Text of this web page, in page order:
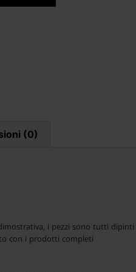
(0)
i pezzi sono tutti
con i prodotti completi